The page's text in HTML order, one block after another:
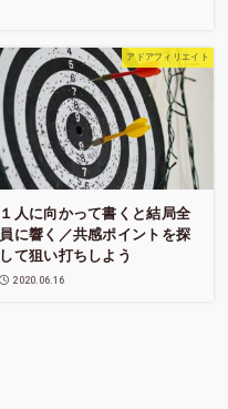
アドアフィリエイト
１人に向かって書くと結局全
員に響く／共感ポイントを探
して狙い打ちしよう
2020.06.16